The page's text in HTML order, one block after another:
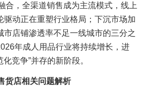
合，全渠道销售成为主流模式，线上
驱动正在重塑行业格局；下沉市场加
市店铺渗透率不足一线城市的三分之
年成人用品行业将持续增长，进
化竞争”并存的新阶段。
货店相关问题解析